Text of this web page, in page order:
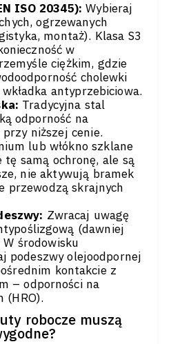
ISO 20345): Wybieraj
ogrzewanych
montaż). Klasa S3
w
ciężkim, gdzie
cholewki
antyprzebiciowa.
Tradycyjna stal
odporność na
niższej cenie.
lub włókno szklane
tę samą ochronę, ale są
nie aktywują bramek
przewodzą skrajnych
Zwracaj uwagę
(dawniej
W środowisku
podeszwy olejoodpornej
kontakcie z
– odporności na
(HRO).
robocze muszą